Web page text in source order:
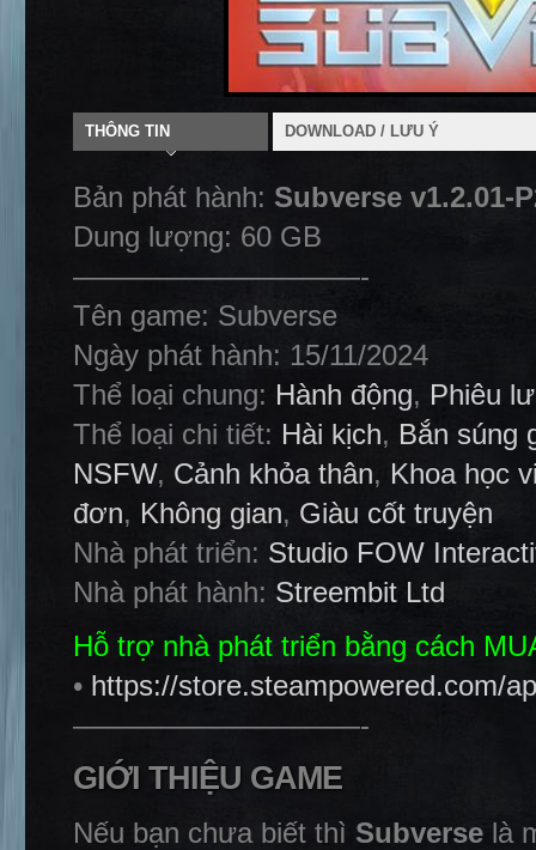
THÔNG TIN DOWNLOAD / LƯU Ý
Bản phát hành: Subverse v1.2.01-
Dung lượng: 60 GB
——————————-
Tên game: Subverse
Ngày phát hành: 15/11/2024
Thể loại chung: Hành động, Phiêu
Thể loại chi tiết: Hài kịch, Bắn súng
NSFW, Cảnh khỏa thân, Khoa học
đơn, Không gian, Giàu cốt truyện
Nhà phát triển: Studio FOW
Nhà phát hành: Streembit Ltd
Hỗ trợ nhà phát triển bằng cách
• https://store.steampowered.com/
——————————-
GIỚI THIỆU GAME
Nếu bạn chưa biết thì Subverse là